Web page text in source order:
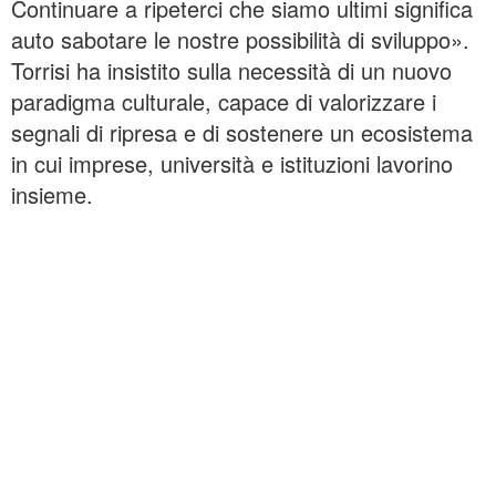
Continuare a ripeterci che siamo ultimi significa
auto sabotare le nostre possibilità di sviluppo».
Torrisi ha insistito sulla necessità di un nuovo
paradigma culturale, capace di valorizzare i
segnali di ripresa e di sostenere un ecosistema
in cui imprese, università e istituzioni lavorino
insieme.